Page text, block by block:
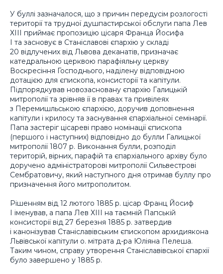
У буллі зазначалося, що з причин передусім розлогості
території та трудної душпастирської обслуги папа Лев
ХІІІ приймає пропозицію цісаря Франца Йосифа
І та засновує в Станіславові єпархію у складі
20 відлучених від Львова деканатів, призначає
катедральною церквою парафіяльну церкву
Воскресіння Господнього, наділену відповідною
дотацією для єпископа, консисторії та капітули.
Підпорядкував новозасновану єпархію Галицькій
митрополії та зрівняв її в правах та привілеях
з Перемишльською єпархією, доручив доповнення
капітули і крилосу та заснування єпархіальної семінарії.
Папа застеріг цісареві право номінації єпископа
(першого і наступних) відповідно до булли Галицької
митрополії 1807 р. Виконання булли, розподіл
територій, вірних, парафій та єпархіального архіву було
доручено адміністраторові митрополії Сильвестрові
Сембратовичу, який наступного дня отримав буллу про
призначення його митрополитом.
Рішенням від 12 лютого 1885 р. цісар Франц Йосиф
І іменував, а папа Лев ХІІІ на таємній Папській
консисторії від 27 березня 1885 р. затвердив
і канонізував Станіславівським єпископом архидиякона
Львівської капітули о. мітрата д-ра Юліяна Пелеша.
Таким чином, справу утворення Станіславівської єпархії
було завершено у 1885 р.